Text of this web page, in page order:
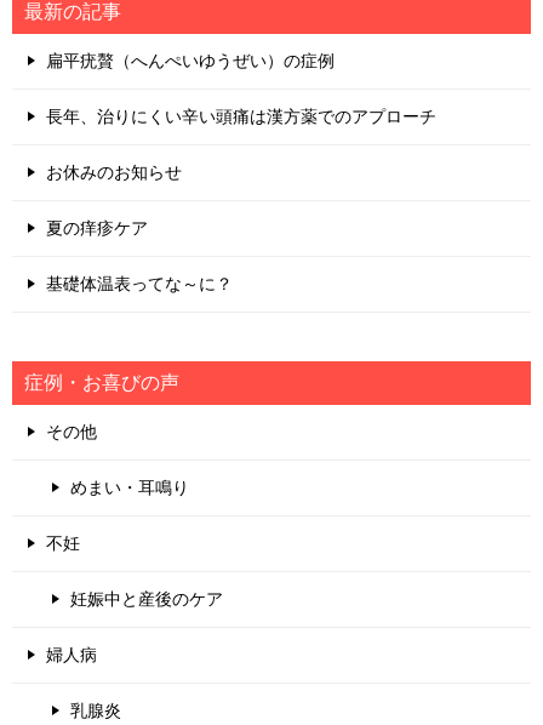
最新の記事
扁平疣贅（へんぺいゆうぜい）の症例
長年、治りにくい辛い頭痛は漢方薬でのアプローチ
お休みのお知らせ
夏の痒疹ケア
基礎体温表ってな～に？
症例・お喜びの声
その他
めまい・耳鳴り
不妊
妊娠中と産後のケア
婦人病
乳腺炎